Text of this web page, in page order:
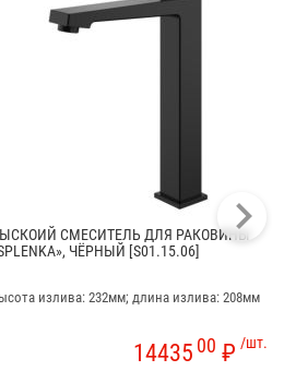
СМЕСИТЕЛЬ ДЛЯ РАКОВИНЫ
ЧЁРНЫЙ [S01.15.06]
излива: 232мм; длина излива: 208мм
/шт.
14435 00 ₽